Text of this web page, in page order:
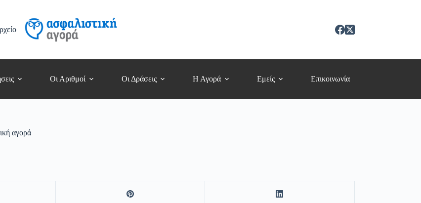
Οι Αριθμοί Οι Δράσεις Η Αγορά Εμείς Επικοινωνία
αγορά